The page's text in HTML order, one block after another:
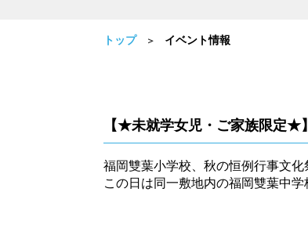
トップ イベント情報
【★未就学女児・ご家族限定★
福岡雙葉小学校、秋の恒例行事文
この日は同一敷地内の福岡雙葉中